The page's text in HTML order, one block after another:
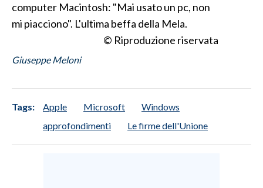
computer Macintosh: "Mai usato un pc, non
mi piacciono". L'ultima beffa della Mela.
© Riproduzione riservata
Giuseppe Meloni
Tags: Apple Microsoft
Windows
approfondimenti
Le firme dell'Unione